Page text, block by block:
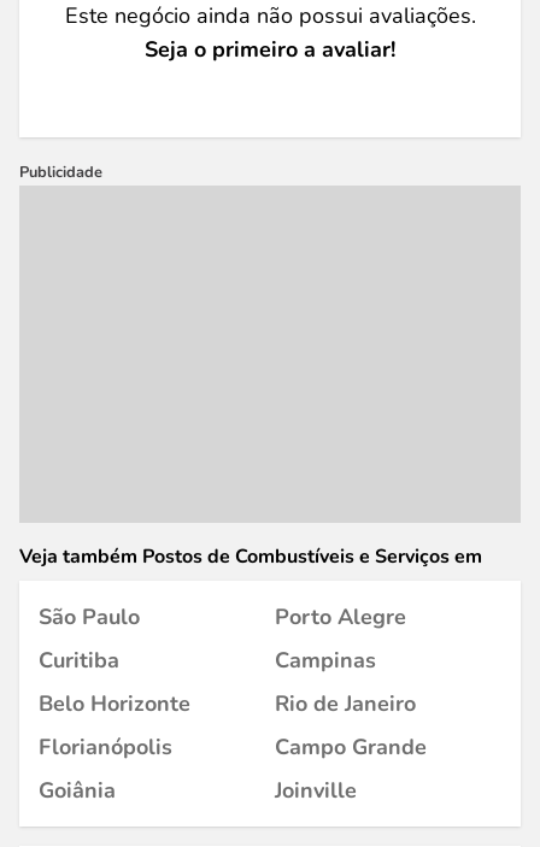
Este negócio ainda não possui avaliações.
Seja o primeiro a avaliar!
Publicidade
Veja também Postos de Combustíveis e Serviços em
São Paulo
Porto Alegre
Curitiba
Campinas
Belo Horizonte
Rio de Janeiro
Florianópolis
Campo Grande
Goiânia
Joinville